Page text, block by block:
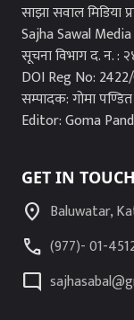
साझा सवाल मिडिया
Sajha Sawal
सूचना विभाग द. न. :
DOI Reg No:
सम्पादक: गोमा पण्डित
Editor: Goma
GET IN TOUCH
location_on Baluwatar,
call (977)- 01-
mode_comment